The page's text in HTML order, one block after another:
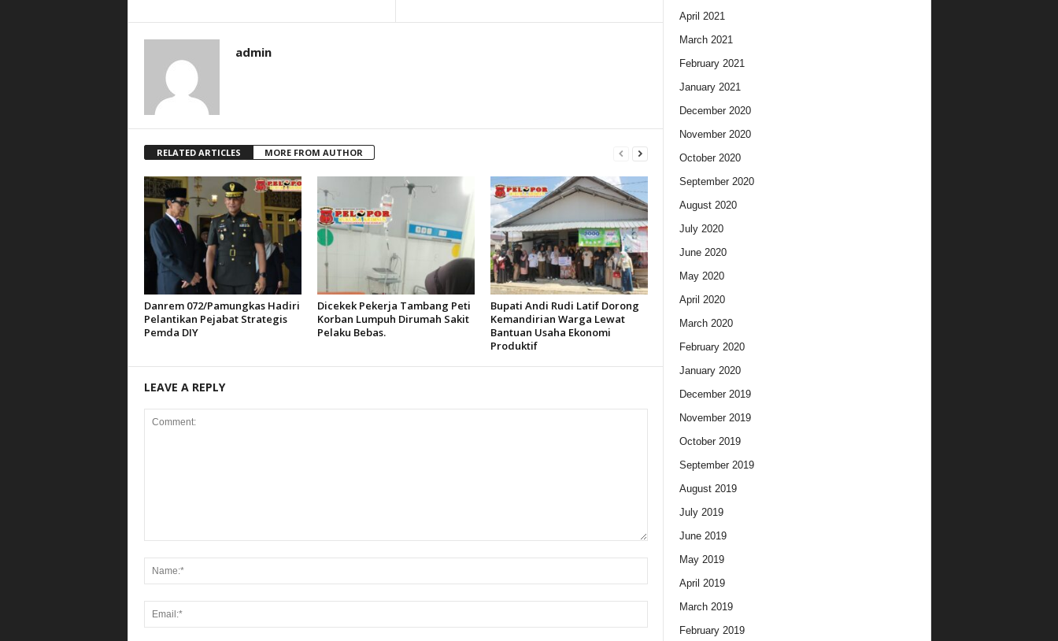
admin
RELATED ARTICLES MORE FROM AUTHOR
Danrem 072/Pamungkas Hadiri
Pelantikan Pejabat Strategis
Pemda DIY
Dicekek Pekerja Tambang Peti
Korban Lumpuh Dirumah Sakit
Pelaku Bebas.
Bupati Andi Rudi Latif Dorong
Kemandirian Warga Lewat
Bantuan Usaha Ekonomi
Produktif
LEAVE A REPLY
April 2021
March 2021
February 2021
January 2021
December 2020
November 2020
October 2020
September 2020
August 2020
July 2020
June 2020
May 2020
April 2020
March 2020
February 2020
January 2020
December 2019
November 2019
October 2019
September 2019
August 2019
July 2019
June 2019
May 2019
April 2019
March 2019
February 2019